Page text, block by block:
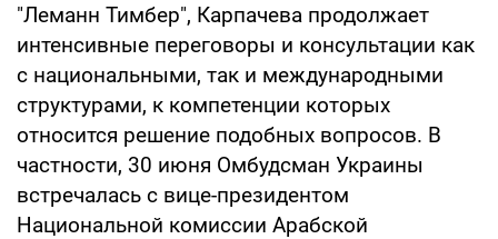
"Леманн Тимбер", Карпачева продолжает
интенсивные переговоры и консультации как
с национальными, так и международными
структурами, к компетенции которых
относится решение подобных вопросов. В
частности, 30 июня Омбудсман Украины
встречалась с вице-президентом
Национальной комиссии Арабской